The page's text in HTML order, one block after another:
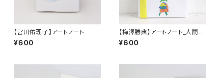
【宮川佑理子】アートノート
¥600
【梅澤勝典】アートノート_人間カ
マキリ(b)
¥600